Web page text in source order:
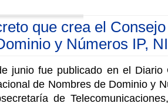
que crea el
y Números IP,
junio fue publicado en el Diario
de Nombres de Dominio y
de